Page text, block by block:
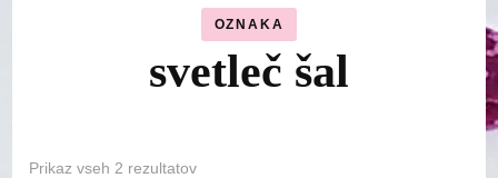
OZNAKA
svetleč šal
Prikaz vseh 2 rezultatovRazvrščeno